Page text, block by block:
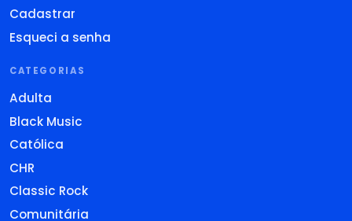
Cadastrar
Esqueci a senha
CATEGORIAS
Adulta
Black Music
Católica
CHR
Classic Rock
Comunitária